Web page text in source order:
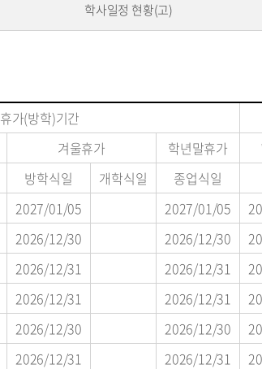
학사일정 현황(고)
휴가(방학)기간
겨울휴가 학년말휴가
방학식일 개학식일
종업식일
2027/01/05 2027/01/05
2026/12/30 2026/12/30
2026/12/31 2026/12/31
2026/12/31 2026/12/31
2026/12/30 2026/12/30
2026/12/31 2026/12/31